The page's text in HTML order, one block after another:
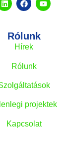
Rólunk
Hírek
Rólunk
projektek
Kapcsolat